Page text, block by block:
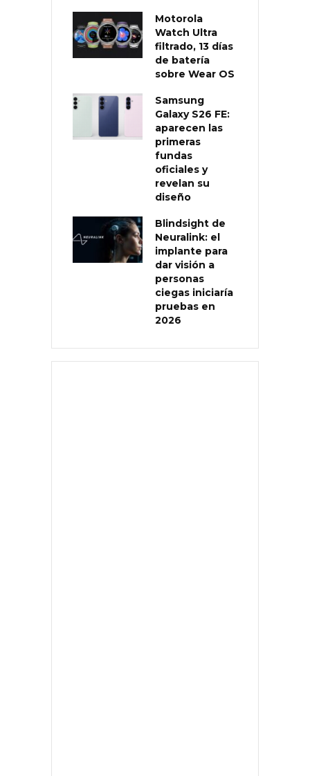
Motorola
Watch Ultra
filtrado, 13 días
de batería
sobre Wear OS
Samsung
Galaxy S26 FE:
aparecen las
primeras
fundas
oficiales y
revelan su
diseño
Blindsight de
Neuralink: el
implante para
dar visión a
personas
ciegas iniciaría
pruebas en
2026